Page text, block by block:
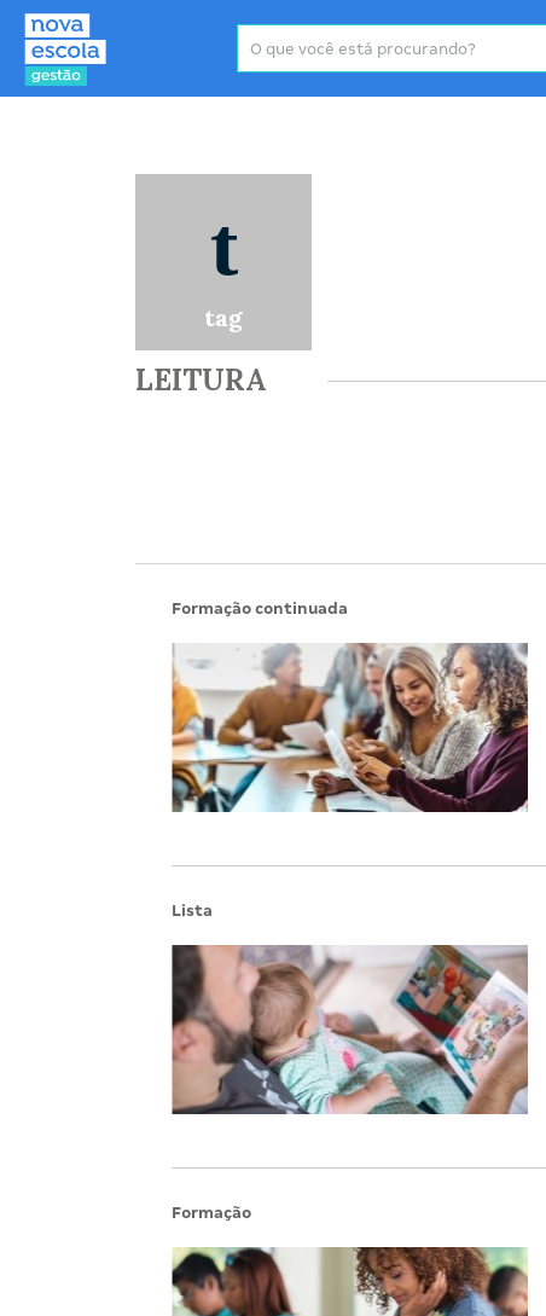
Área de atuação
t
tag
LEITURA
Formação continuada
Lista
Formação